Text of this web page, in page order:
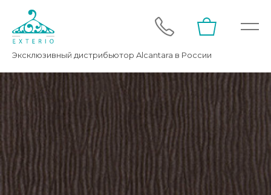
Эксклюзивный дистрибьютор Alcantara в России